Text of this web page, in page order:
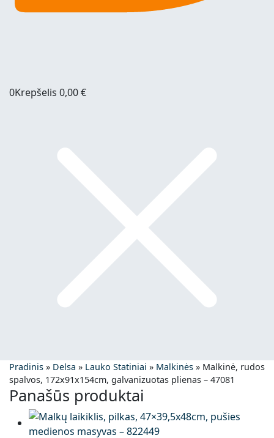
0Krepšelis 0,00€
Pradinis » Delsa » Lauko Statiniai » Malkinės » Malkinė, rudos
spalvos, 172x91x154cm, galvanizuotas plienas – 47081
Panašūs produktai